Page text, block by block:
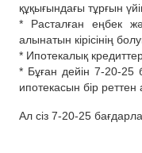
құқығындағы тұрғын
* Расталған еңбек
алынатын кірісінің
* Ипотекалық
* Бұған дейін 7-20-25
ипотекасын бір
Ал сіз 7-20-25